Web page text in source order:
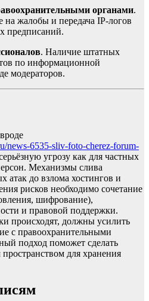
органами.
на жалобы и передача IP-логов
предписаний.
. Наличие штатных
по информационной
модераторов.
news-6535-sliv-foto-cherez-forum-
угрозу как для частных
Механизмы слива
атак до взлома хостингов и
рисков необходимо сочетание
шифрование),
и правовой поддержки.
происходят, должны усилить
с правоохранительными
подход поможет сделать
для хранения